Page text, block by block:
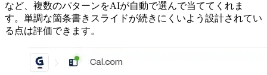
など、複数のパターンをAIが自動で選んで当ててくれま
す。単調な箇条書きスライドが続きにくいよう設計されてい
る点は評価できます。